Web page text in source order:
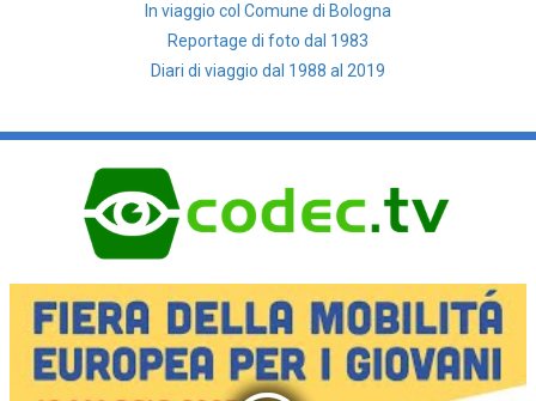
In viaggio col Comune di Bologna
Reportage di foto dal 1983
Diari di viaggio dal 1988 al 2019